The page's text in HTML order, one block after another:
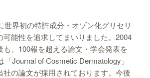
世界初の特許成分・オゾン化グリセリ
可能性を追求してまいりました。2004
も、100報を超える論文・学会発表を
Journal of Cosmetic Dermatology」
社の論文が採用されております。今後